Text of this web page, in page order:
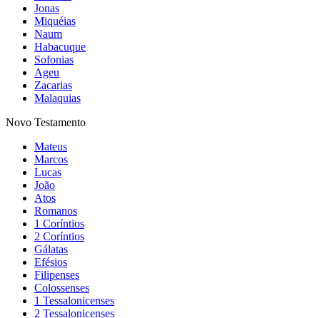
Jonas
Miquéias
Naum
Habacuque
Sofonias
Ageu
Zacarias
Malaquias
Novo Testamento
Mateus
Marcos
Lucas
João
Atos
Romanos
1 Coríntios
2 Coríntios
Gálatas
Efésios
Filipenses
Colossenses
1 Tessalonicenses
2 Tessalonicenses